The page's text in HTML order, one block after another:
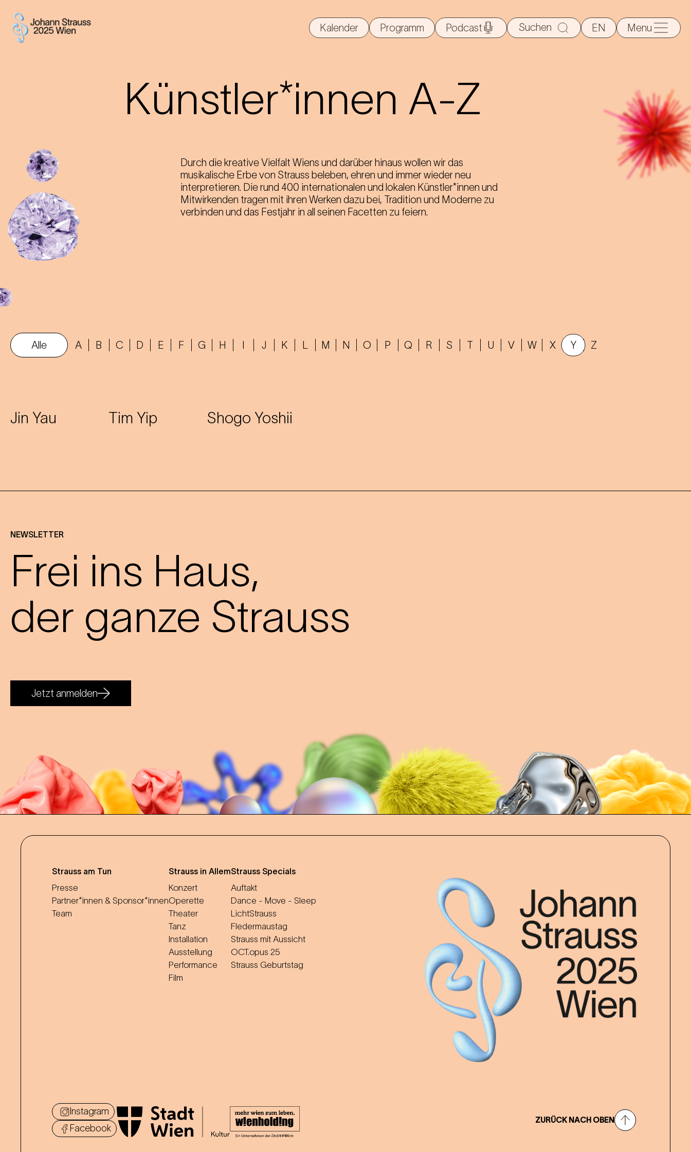
Kalender Programm Podcast
Suche
nach:
EN Menu
Künstler*innen A-Z
Durch die kreative Vielfalt Wiens und darüber hinaus wollen wir das
musikalische Erbe von Strauss beleben, ehren und immer wieder neu
interpretieren. Die rund 400 internationalen und lokalen Künstler*innen und
Mitwirkenden tragen mit ihren Werken dazu bei, Tradition und Moderne zu
verbinden und das Festjahr in all seinen Facetten zu feiern.
Alle A B C D E F G H J K L M N O P Q R S T U V W X Y Z
Jin Yau Tim Yip Shogo Yoshii
NEWSLETTER
Frei ins Haus,
der ganze Strauss
Jetzt anmelden
Strauss am Tun
Presse
Partner*innen & Sponsor*innen
Team
Strauss in Allem
Konzert
Operette
Theater
Tanz
Installation
Ausstellung
Performance
Film
Strauss Specials
Auftakt
Dance - Move - Sleep
LichtStrauss
Fledermaustag
Strauss mit Aussicht
OCT.opus 25
Strauss Geburtstag
Instagram
Facebook
ZURÜCK NACH OBEN